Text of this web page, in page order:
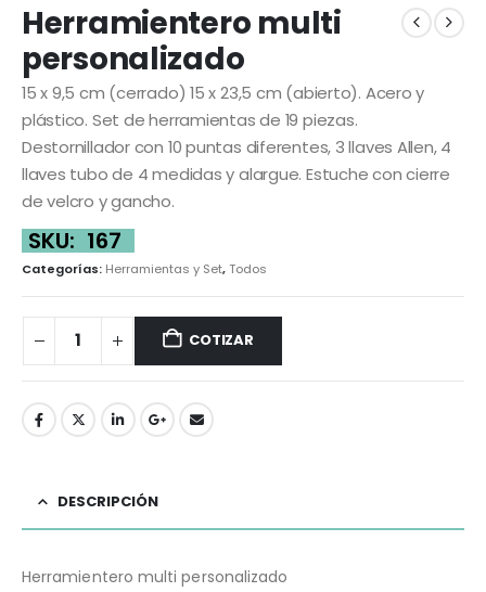
Herramientero multi
personalizado
15 x 9,5 cm (cerrado) 15 x 23,5 cm (abierto). Acero y
plástico. Set de herramientas de 19 piezas.
Destornillador con 10 puntas diferentes, 3 llaves Allen, 4
llaves tubo de 4 medidas y alargue. Estuche con cierre
de velcro y gancho.
SKU: 167
Categorías: Herramientas y Set,Todos
COTIZAR
DESCRIPCIÓN
Herramientero multi personalizado